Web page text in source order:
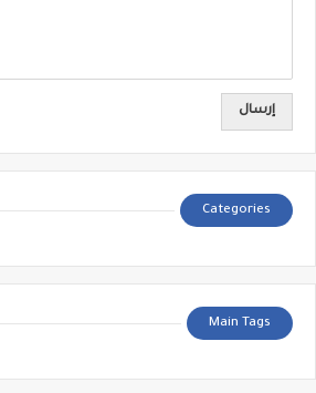
Categories
Main Tags